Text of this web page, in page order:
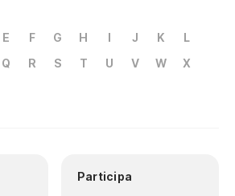
E F G H I J K
L
Q R S T U V W
X
Participa